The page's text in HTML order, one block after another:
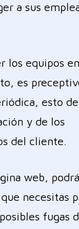
a sus
los equipos
es
esto
y de los
del cliente.
web,
necesitas
fugas